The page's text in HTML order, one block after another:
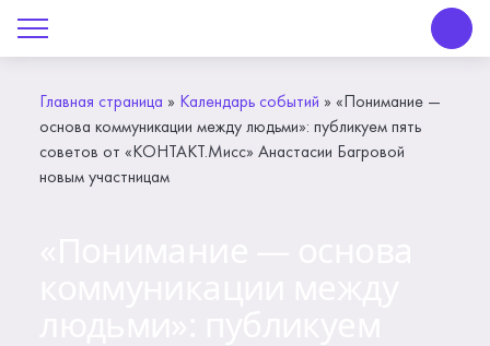
Главная страница » Календарь событий » «Понимание —
основа коммуникации между людьми»: публикуем пять
советов от «КОНТАКТ.Мисс» Анастасии Багровой
новым участницам
О Центре «КОНТАКТ»